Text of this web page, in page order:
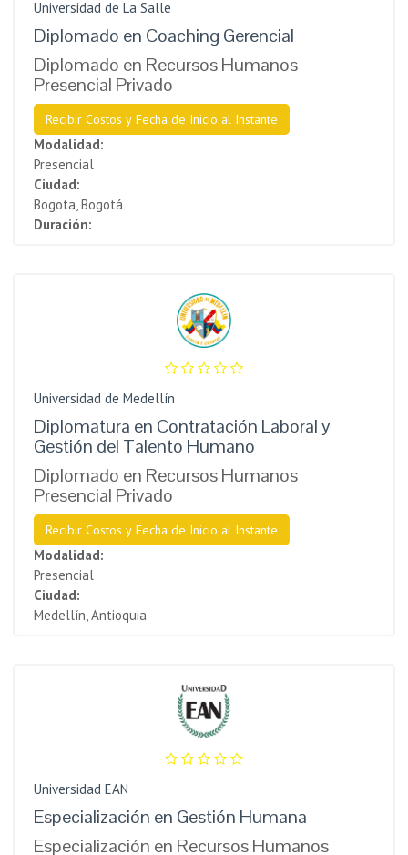
Universidad de La Salle
Diplomado en Coaching Gerencial
Diplomado en Recursos Humanos
Presencial Privado
Recibir Costos y Fecha de Inicio al Instante
Modalidad:
Presencial
Ciudad:
Bogota, Bogotá
Duración:
Universidad de Medellín
Diplomatura en Contratación Laboral y
Gestión del Talento Humano
Diplomado en Recursos Humanos
Presencial Privado
Recibir Costos y Fecha de Inicio al Instante
Modalidad:
Presencial
Ciudad:
Medellín, Antioquia
Universidad EAN
Especialización en Gestión Humana
Especialización en Recursos Humanos